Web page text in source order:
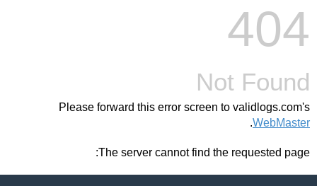
404
Not Found
Please forward this error screen to validlogs.com's
WebMaster
.
The server cannot find the requested page: